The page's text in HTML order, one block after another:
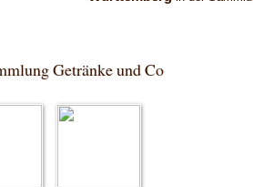
Getränke und Co